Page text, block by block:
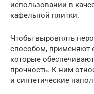
использовании в
кафельной плитки.
Чтобы выровнять
способом, применяют
которые
прочность. К ним
и синтетические